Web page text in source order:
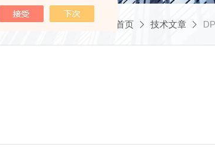
当前位置： 首页 技术文章